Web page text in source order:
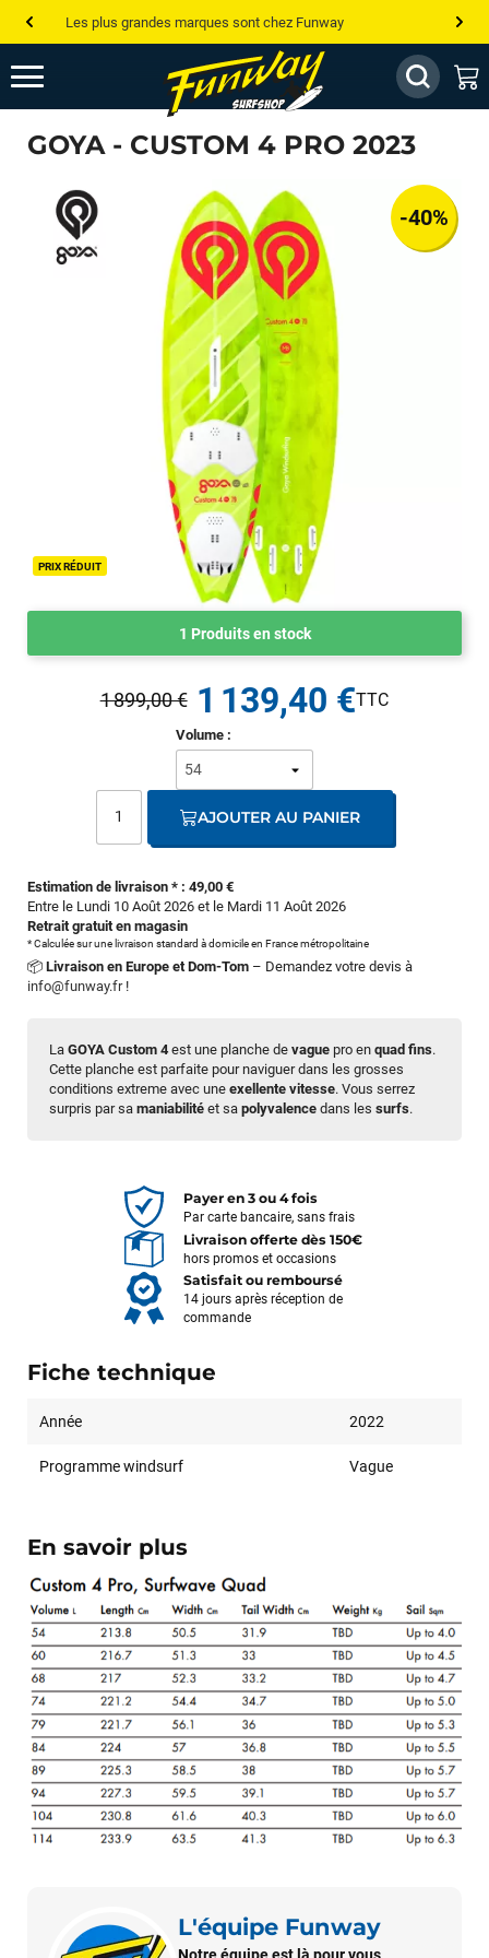
Les plus grandes marques sont chez Funway
Jusqu’à -75% de remise sur le windsurf, wingfoil, etc...
💰 Meilleur prix garanti — Moins cher ailleurs ? On s’aligne !
Besoin de conseils de pro ? Appelle nous !
GOYA - CUSTOM 4 PRO 2023
PRIX RÉDUIT
-40%
La GOYA Custom 4est une planche de vague pro en quad fins.
Cette planche est parfaite pour naviguer dans les grosses
conditions extreme avec une exellente vitesse. Vous serrez
surpris par sa maniabilité et sa polyvalence dans les surfs.
1 Produits en stock
Estimation de livraison * : 49,00 €
Entre le Lundi 10 Août 2026 et le Mardi 11 Août 2026
Retrait gratuit en magasin
* Calculée sur une livraison standard à domicile en France métropolitaine
📦 Livraison en Europe et Dom-Tom – Demandez votre devis à
info@funway.fr!
Volume :
1 899,00 € 1 139,40 €
AJOUTER AU PANIER
Payer en 3 ou 4 fois
Par carte bancaire, sans frais
Livraison offerte dès 150€
hors promos et occasions
Satisfait ou remboursé
14 jours après réception de
commande
Fiche technique
Année 2022
Programme windsurf Vague
En savoir plus
L'équipe Funway
François il y a un mois